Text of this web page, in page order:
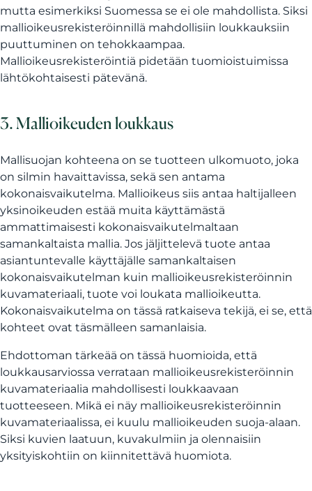
mutta esimerkiksi Suomessa se ei ole mahdollista. Siksi
mallioikeusrekisteröinnillä mahdollisiin loukkauksiin
puuttuminen on tehokkaampaa.
Mallioikeusrekisteröintiä pidetään tuomioistuimissa
lähtökohtaisesti pätevänä.
3. Mallioikeuden loukkaus
Mallisuojan kohteena on se tuotteen ulkomuoto, joka
on silmin havaittavissa, sekä sen antama
kokonaisvaikutelma. Mallioikeus siis antaa haltijalleen
yksinoikeuden estää muita käyttämästä
ammattimaisesti kokonaisvaikutelmaltaan
samankaltaista mallia. Jos jäljittelevä tuote antaa
asiantuntevalle käyttäjälle samankaltaisen
kokonaisvaikutelman kuin mallioikeusrekisteröinnin
kuvamateriaali, tuote voi loukata mallioikeutta.
Kokonaisvaikutelma on tässä ratkaiseva tekijä, ei se, että
kohteet ovat täsmälleen samanlaisia.
Ehdottoman tärkeää on tässä huomioida, että
loukkausarviossa verrataan mallioikeusrekisteröinnin
kuvamateriaalia mahdollisesti loukkaavaan
tuotteeseen. Mikä ei näy mallioikeusrekisteröinnin
kuvamateriaalissa, ei kuulu mallioikeuden suoja-alaan.
Siksi kuvien laatuun, kuvakulmiin ja olennaisiin
yksityiskohtiin on kiinnitettävä huomiota.